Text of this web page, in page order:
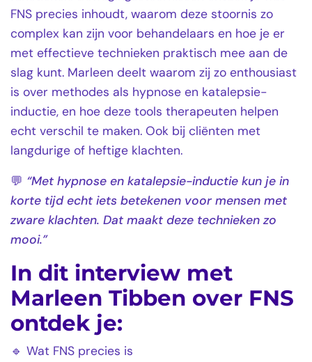
FNS precies inhoudt, waarom deze stoornis zo
complex kan zijn voor behandelaars en hoe je er
met effectieve technieken praktisch mee aan de
slag kunt. Marleen deelt waarom zij zo enthousiast
is over methodes als hypnose en katalepsie-
inductie, en hoe deze tools therapeuten helpen
echt verschil te maken. Ook bij cliënten met
langdurige of heftige klachten.
💬 “Met hypnose en katalepsie-inductie kun je in
korte tijd echt iets betekenen voor mensen met
zware klachten. Dat maakt deze technieken zo
mooi.”
In dit interview met
Marleen Tibben over FNS
ontdek je:
🔹 Wat FNS precies is